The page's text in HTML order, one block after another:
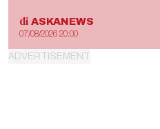
di ASKANEWS
07/08/2026 20:00